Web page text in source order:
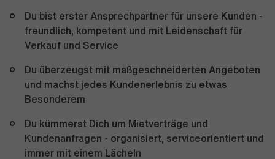
Du bist erster Ansprechpartner für unsere Kunden -
freundlich, kompetent und mit Leidenschaft für
Verkauf und Service
Du überzeugst mit maßgeschneiderten Angeboten
und machst jedes Kundenerlebnis zu etwas
Besonderem
Du kümmerst Dich um Mietverträge und
Kundenanfragen - organisiert, serviceorientiert und
immer mit einem Lächeln